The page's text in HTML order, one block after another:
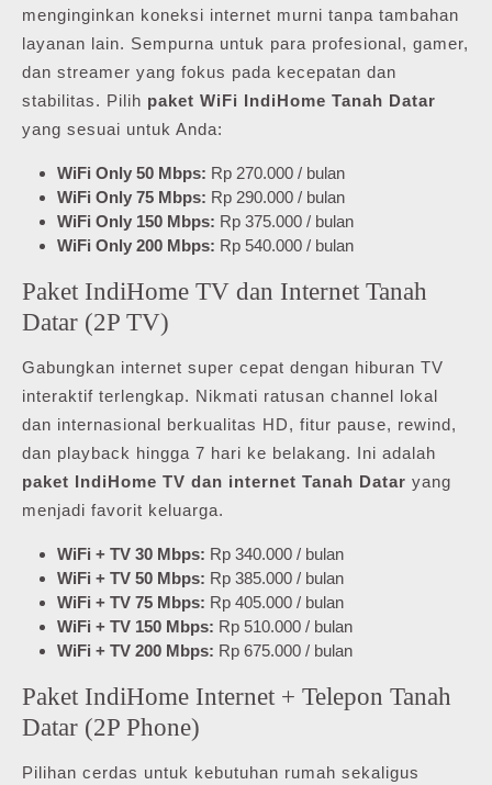
menginginkan koneksi internet murni tanpa tambahan
layanan lain. Sempurna untuk para profesional, gamer,
dan streamer yang fokus pada kecepatan dan
stabilitas. Pilih paket WiFi IndiHome Tanah Datar
yang sesuai untuk Anda:
WiFi Only 50 Mbps: Rp 270.000 / bulan
WiFi Only 75 Mbps: Rp 290.000 / bulan
WiFi Only 150 Mbps: Rp 375.000 / bulan
WiFi Only 200 Mbps: Rp 540.000 / bulan
Paket IndiHome TV dan Internet Tanah
Datar (2P TV)
Gabungkan internet super cepat dengan hiburan TV
interaktif terlengkap. Nikmati ratusan channel lokal
dan internasional berkualitas HD, fitur pause, rewind,
dan playback hingga 7 hari ke belakang. Ini adalah
paket IndiHome TV dan internet Tanah Datar yang
menjadi favorit keluarga.
WiFi + TV 30 Mbps: Rp 340.000 / bulan
WiFi + TV 50 Mbps: Rp 385.000 / bulan
WiFi + TV 75 Mbps: Rp 405.000 / bulan
WiFi + TV 150 Mbps: Rp 510.000 / bulan
WiFi + TV 200 Mbps: Rp 675.000 / bulan
Paket IndiHome Internet + Telepon Tanah
Datar (2P Phone)
Pilihan cerdas untuk kebutuhan rumah sekaligus